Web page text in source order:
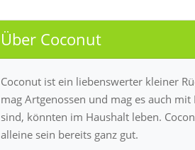
Über Coconut
Coconut ist ein liebenswerter kleiner
mag Artgenossen und mag es auch
sind, könnten im Haushalt leben.
alleine sein bereits ganz gut.